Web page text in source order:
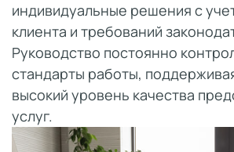
индивидуальные решения с
клиента и требований
Руководство постоянно
стандарты работы,
высокий уровень качества
услуг.